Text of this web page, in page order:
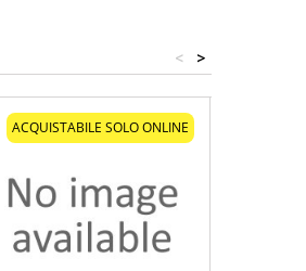
>
<
ACQUISTABILE SOLO ONLINE